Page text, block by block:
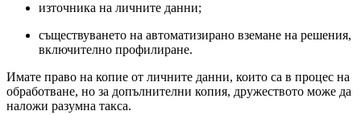
източника на личните данни;
съществуването на автоматизирано вземане на решения,
включително профилиране.
Имате право на копие от личните данни, които са в процес на
обработване, но за допълнителни копия, дружеството може да
наложи разумна такса.